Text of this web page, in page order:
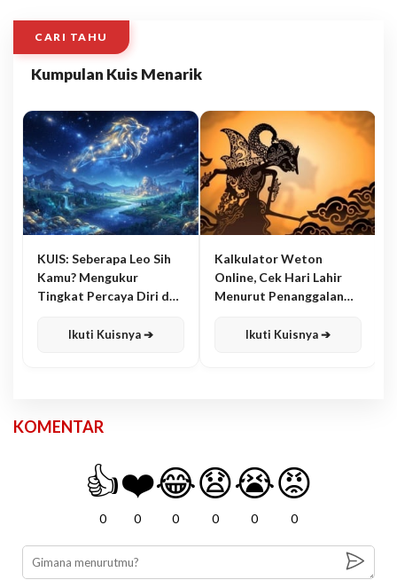
CARI TAHU
Kumpulan Kuis Menarik
KUIS: Seberapa Leo Sih
Kamu? Mengukur
Tingkat Percaya Diri dan
Ikuti Kuisnya ➔
Kalkulator Weton
Online, Cek Hari Lahir
Menurut Penanggalan
Ikuti Kuisnya ➔
KOMENTAR
👍
0
❤️
0
😂
0
😧
0
😭
0
😡
0